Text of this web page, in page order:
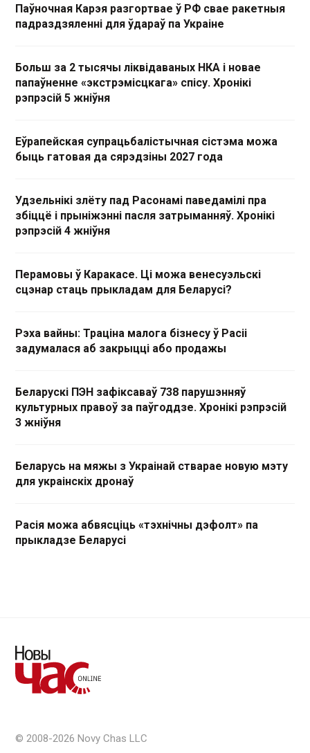
Паўночная Карэя разгортвае ў РФ свае ракетныя
падраздзяленні для ўдараў па Украіне
Больш за 2 тысячы ліквідаваных НКА і новае
папаўненне «экстрэмісцкага» спісу. Хронікі
рэпрэсій 5 жніўня
Еўрапейская супрацьбалістычная сістэма можа
быць гатовая да сярэдзіны 2027 года
Удзельнікі злёту пад Расонамі паведамілі пра
збіццё і прыніжэнні пасля затрыманняў. Хронікі
рэпрэсій 4 жніўня
Перамовы ў Каракасе. Ці можа венесуэльскі
сцэнар стаць прыкладам для Беларусі?
Рэха вайны: Траціна малога бізнесу ў Расіі
задумалася аб закрыцці або продажы
Беларускі ПЭН зафіксаваў 738 парушэнняў
культурных правоў за паўгоддзе. Хронікі рэпрэсій
3 жніўня
Беларусь на мяжы з Украінай стварае новую мэту
для украінскіх дронаў
Расія можа абвясціць «тэхнічны дэфолт» па
прыкладзе Беларусі
© 2008-2026 Novy Chas LLC